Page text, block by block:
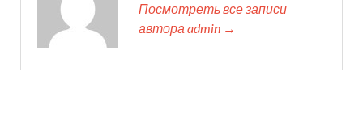
Посмотреть все записи
автора admin →